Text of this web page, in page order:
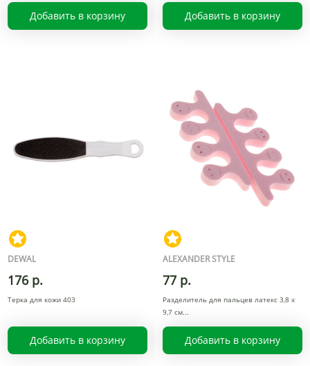
Добавить в корзину Добавить в корзину
DEWAL
176 р.
Терка для кожи 403
Добавить в корзину
ALEXANDER STYLE
77 р.
Разделитель для пальцев латекс 3,8 x
9,7 см
Добавить в корзину